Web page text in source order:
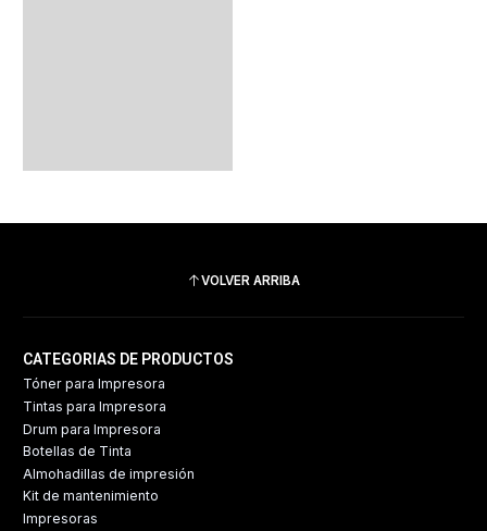
VOLVER ARRIBA
CATEGORIAS DE PRODUCTOS
Tóner para Impresora
Tintas para Impresora
Drum para Impresora
Botellas de Tinta
Almohadillas de impresión
Kit de mantenimiento
Impresoras